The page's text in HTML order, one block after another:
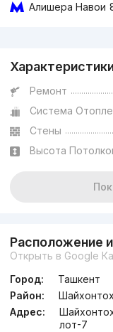
Алишера Навои
Ремонт
Система
Стены
Высота
Расположение
Открыть в Google
Город:
Ташкент
Район:
Адрес:
лот-7